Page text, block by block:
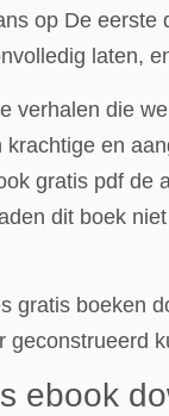
op De
laten,
verhalen die
en
gratis pdf de
dit boek
gratis boeken
geconstrueerd
ebook